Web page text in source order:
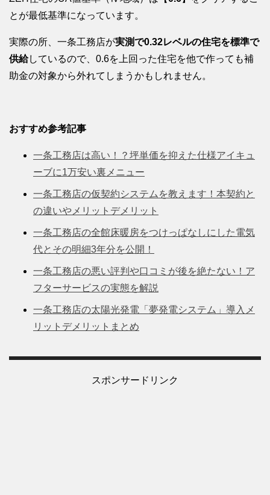
とが最低基準になっています。
実際の所、一条工務店が実測で0.32レベルの住宅を標準で
供給しているので、0.6を上回った住宅を他で作っても補
助金の対象から外れてしまうかもしれません。
おすすめ参考記事
一条工務店は高い！？坪単価を抑えた仕様アイキュ
ーブに1万安い裏メニュー
一条工務店の仮契約システムを教えます！本契約と
の違いやメリットデメリット
一条工務店の全館床暖房をつけっぱなしにした電気
代とその明細3年分を公開！
一条工務店の悪い評判や口コミが後を絶たない！ア
フターサービスの実態を解説
一条工務店の太陽光発電「夢発電システム」導入メ
リットデメリットまとめ
スポンサードリンク